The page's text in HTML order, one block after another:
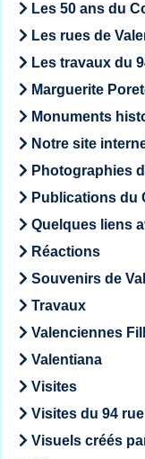
Les 50 ans du
Les rues de
Les travaux du
Marguerite
Monuments
Notre site
Photographies
Publications du
Quelques liens
Réactions
Souvenirs de
Travaux
Valenciennes
Valentiana
Visites
Visites du 94
Visuels créés